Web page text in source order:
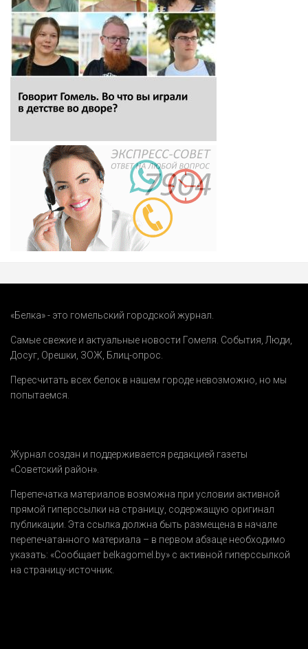
«Белка» - это гомельский городской журнал.
Самые свежие и актуальные новости Гомеля. События Люди
Досуг Орешки ЗОЖ Блиц-опрос
Пересчитать всех белок в нашем городе невозможно, но мы
попытаемся.
Журнал создан и поддерживается редакцией газеты
«Советский район».
Перепечатка материалов возможна при условии активной
прямой гиперссылки на страницу, содержащую оригинал
публикации. Эта ссылка должна быть размещена в начале
перепечатанного материала – в первом абзаце необходимо
указать: «Сообщает belkagomel.by» с активной гиперссылкой
на страницу-источник.